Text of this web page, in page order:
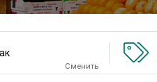
Сменить